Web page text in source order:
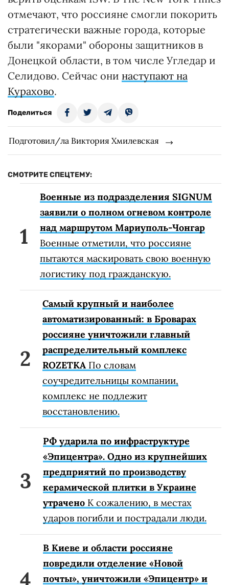
отмечают, что россияне смогли покорить
стратегически важные города, которые
были "якорами" обороны защитников в
Донецкой области, в том числе Угледар и
Селидово. Сейчас они наступают на
Курахово.
Поделиться
Подготовил/ла Виктория Хмилевская
СМОТРИТЕ СПЕЦТЕМУ:
Военные из подразделения SIGNUM
заявили о полном огневом контроле
над маршрутом Мариуполь-Чонгар
Военные отметили, что россияне
пытаются маскировать свою военную
логистику под гражданскую.
Самый крупный и наиболее
автоматизированный: в Броварах
россияне уничтожили главный
распределительный комплекс
ROZETKA По словам
соучредительницы компании,
комплекс не подлежит
восстановлению.
РФ ударила по инфраструктуре
«Эпицентра». Одно из крупнейших
предприятий по производству
керамической плитки в Украине
утрачено К сожалению, в местах
ударов погибли и пострадали люди.
В Киеве и области россияне
повредили отделение «Новой
почты», уничтожили «Эпицентр» и